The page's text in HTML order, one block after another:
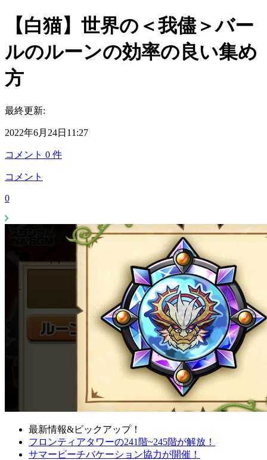
【白猫】世界の＜我儘＞バー
ルのルーンの効率の良い集め
方
最終更新:
2022年6月24日11:27
コメント 0 件
コメント
0
最新情報&ピックアップ！
フロンティアタワーの241階~245階が解放！
サマービーチバケーション協力が開催！